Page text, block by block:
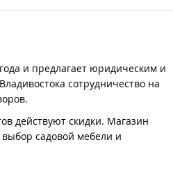
и предлагает юридическим и
сотрудничество на
действуют скидки. Магазин
садовой мебели и